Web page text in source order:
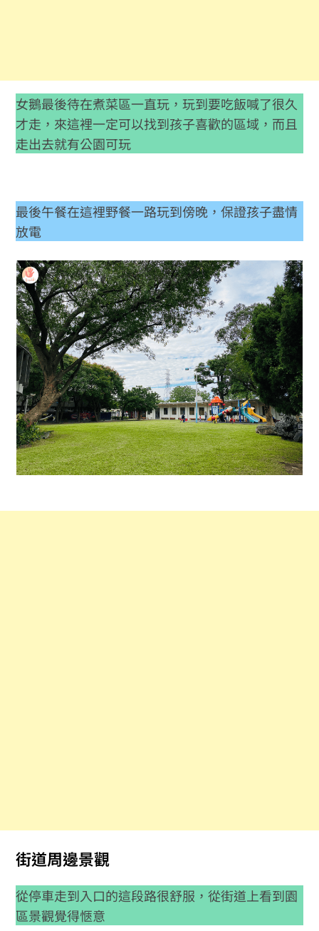
女鵝最後待在煮菜區一直玩，玩到要吃飯喊了很久
才走，來這裡一定可以找到孩子喜歡的區域，而且
走出去就有公園可玩
最後午餐在這裡野餐一路玩到傍晚，保證孩子盡情
放電
街道周邊景觀
從停車走到入口的這段路很舒服，從街道上看到園
區景觀覺得愜意